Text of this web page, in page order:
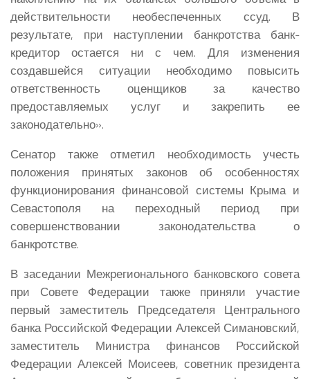
действительности необеспеченных ссуд. В
результате, при наступлении банкротства банк-
кредитор остается ни с чем. Для изменения
создавшейся ситуации необходимо повысить
ответственность оценщиков за качество
предоставляемых услуг и закрепить ее
законодательно».
Сенатор также отметил необходимость учесть
положения принятых законов об особенностях
функционирования финансовой системы Крыма и
Севастополя на переходный период при
совершенствовании законодательства о
банкротстве.
В заседании Межрегионального банковского совета
при Совете Федерации также приняли участие
первый заместитель Председателя Центрального
банка Российской Федерации Алексей Симановский,
заместитель Министра финансов Российской
Федерации Алексей Моисеев, советник президента